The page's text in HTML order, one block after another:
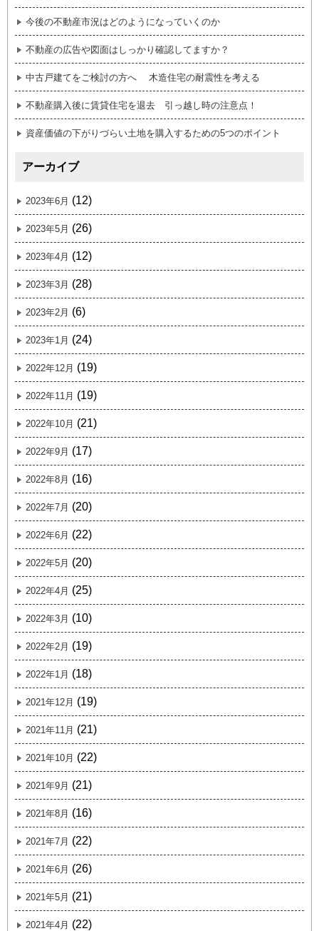
今後の不動産市況はどのようになっていくのか
不動産の広告や図面はしっかり確認してますか？
中古戸建てをご検討の方へ 木造住宅の耐震性を考える
不動産購入後に賃貸住宅を退去 引っ越し時の注意点！
資産価値の下がりづらい土地を購入するための5つのポイント
アーカイブ
2023年6月 (12)
2023年5月 (26)
2023年4月 (12)
2023年3月 (28)
2023年2月 (6)
2023年1月 (24)
2022年12月 (19)
2022年11月 (19)
2022年10月 (21)
2022年9月 (17)
2022年8月 (16)
2022年7月 (20)
2022年6月 (22)
2022年5月 (20)
2022年4月 (25)
2022年3月 (10)
2022年2月 (19)
2022年1月 (18)
2021年12月 (19)
2021年11月 (21)
2021年10月 (22)
2021年9月 (21)
2021年8月 (16)
2021年7月 (22)
2021年6月 (26)
2021年5月 (21)
2021年4月 (22)